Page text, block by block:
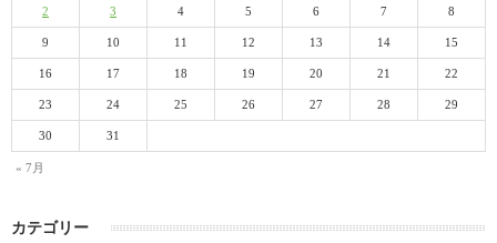
« 7月
2 3 4 5 6 7 8
9 10 11 12 13 14 15
16 17 18 19 20 21 22
23 24 25 26 27 28 29
30 31
カテゴリー